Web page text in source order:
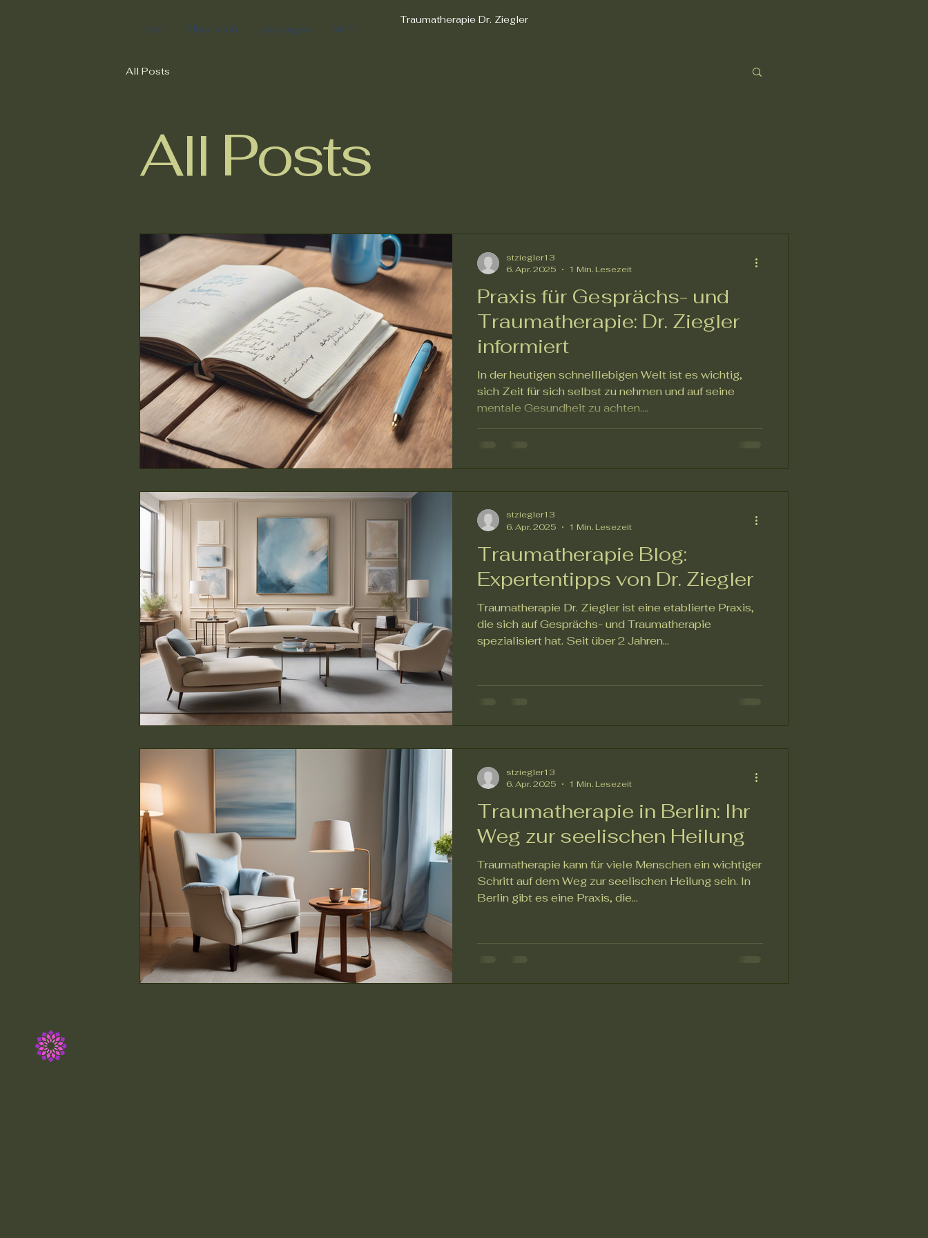
Start Über mich Leistungen More
Traumatherapie Dr. Ziegler
All Posts
All Posts
Praxis für Gesprächs- und
Traumatherapie: Dr. Ziegler
informiert
In der heutigen schnelllebigen Welt ist es wichtig,
sich Zeit für sich selbst zu nehmen und auf seine
mentale Gesundheit zu achten....
stziegler13
6. Apr. 2025
1 Min. Lesezeit
Traumatherapie Blog:
Expertentipps von Dr. Ziegler
Traumatherapie Dr. Ziegler ist eine etablierte Praxis,
die sich auf Gesprächs- und Traumatherapie
spezialisiert hat. Seit über 2 Jahren...
stziegler13
6. Apr. 2025
1 Min. Lesezeit
Traumatherapie in Berlin: Ihr
Weg zur seelischen Heilung
Traumatherapie kann für viele Menschen ein wichtiger
Schritt auf dem Weg zur seelischen Heilung sein. In
Berlin gibt es eine Praxis, die...
stziegler13
6. Apr. 2025
1 Min. Lesezeit